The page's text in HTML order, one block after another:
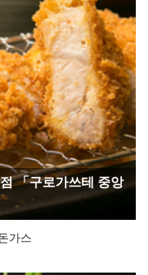
「구로가쓰테 중앙
가스